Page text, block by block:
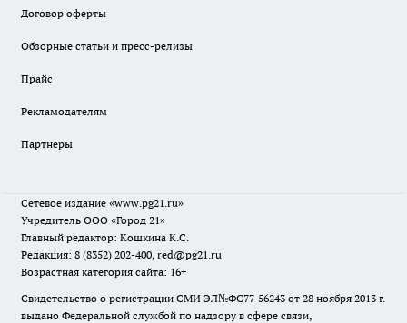
Договор оферты
Обзорные статьи и пресс-релизы
Прайс
Рекламодателям
Партнеры
Сетевое издание «www.pg21.ru»
Учредитель ООО «Город 21»
Главный редактор: Кошкина К.С.
Редакция: 8 (8352) 202-400, red@pg21.ru
Возрастная категория сайта: 16+
Свидетельство о регистрации СМИ ЭЛ№ФС77-56243 от 28 ноября 2013 г.
выдано Федеральной службой по надзору в сфере связи,